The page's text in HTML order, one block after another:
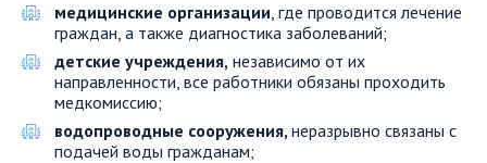
медицинские организации, где проводится лечение
граждан, а также диагностика заболеваний;
детские учреждения, независимо от их
направленности, все работники обязаны проходить
медкомиссию;
водопроводные сооружения,неразрывно связаны с
подачей воды гражданам;